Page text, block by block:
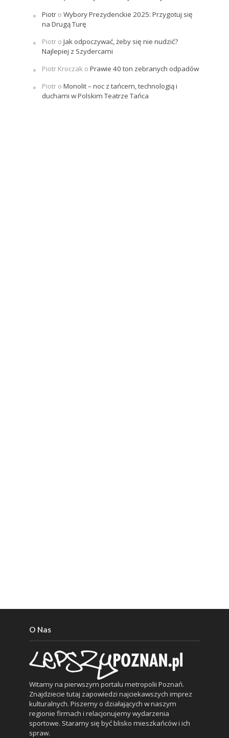
Piotro Wybory Prezydenckie 2025: Przygotuj się
na Drugą Turę
Piotro Jak odpoczywać, żeby się nie nudzić?
Najlepiej z Szydercami
Piotr Kroczako Prawie 40 ton zebranych odpadów
Piotro Monolit – noc z tańcem, technologią i
duchami w Polskim Teatrze Tańca
O Nas
Witamy na pierwszym portalu metropolii Poznań.
Znajdziecie tutaj zapowiedzi najciekawszych imprez
kulturalnych. Piszemy o działających w naszym
regionie firmach i relacjonujemy wydarzenia
sportowe. Staramy się być blisko mieszkańców i ich
spraw.